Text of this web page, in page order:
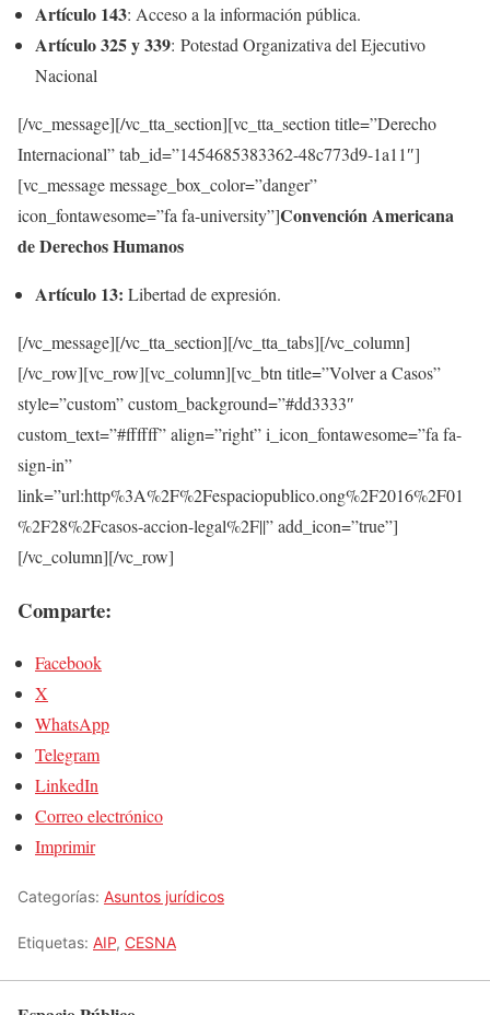
Artículo 143: Acceso a la información pública.
Artículo 325 y 339: Potestad Organizativa del Ejecutivo
Nacional
[/vc_message][/vc_tta_section][vc_tta_section title=”Derecho
Internacional” tab_id=”1454685383362-48c773d9-1a11″]
[vc_message message_box_color=”danger”
icon_fontawesome=”fa fa-university”]Convención Americana
de Derechos Humanos
Artículo 13: Libertad de expresión.
[/vc_message][/vc_tta_section][/vc_tta_tabs][/vc_column]
[/vc_row][vc_row][vc_column][vc_btn title=”Volver a Casos”
style=”custom” custom_background=”#dd3333″
custom_text=”#ffffff” align=”right” i_icon_fontawesome=”fa fa-
sign-in”
link=”url:http%3A%2F%2Fespaciopublico.ong%2F2016%2F01
%2F28%2Fcasos-accion-legal%2F||” add_icon=”true”]
[/vc_column][/vc_row]
Comparte:
Facebook
X
WhatsApp
Telegram
LinkedIn
Correo electrónico
Imprimir
Categorías: Asuntos jurídicos
Etiquetas: AIP, CESNA